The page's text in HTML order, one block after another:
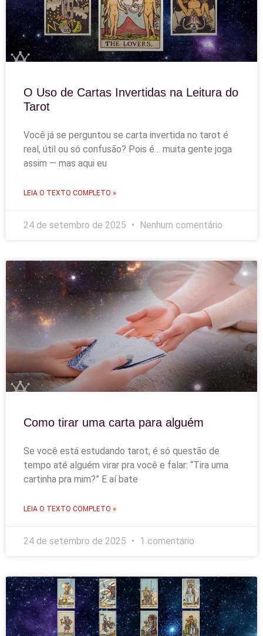
O Uso de Cartas Invertidas na Leitura do
Tarot
Você já se perguntou se carta invertida no tarot é
real, útil ou só confusão? Pois é… muita gente joga
assim — mas aqui eu
LEIA O TEXTO COMPLETO »
24 de setembro de 2025 Nenhum comentário
Como tirar uma carta para alguém
Se você está estudando tarot, é só questão de
tempo até alguém virar pra você e falar: “Tira uma
cartinha pra mim?” E aí bate
LEIA O TEXTO COMPLETO »
24 de setembro de 2025 1 comentário